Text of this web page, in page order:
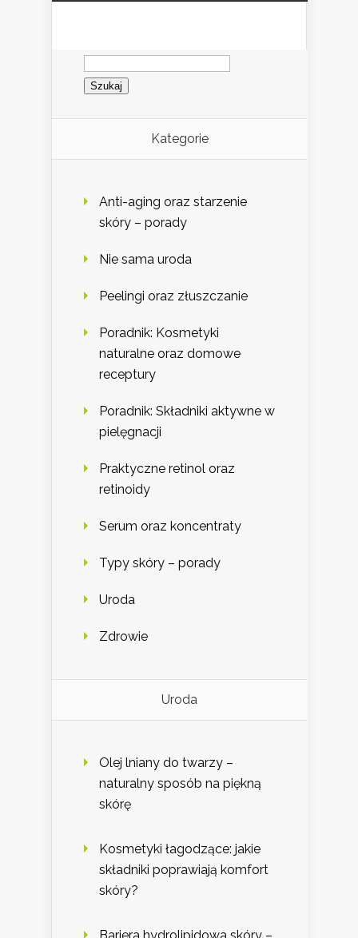
Szukaj:
Kategorie
Anti-aging oraz starzenie
skóry – porady
Nie sama uroda
Peelingi oraz złuszczanie
Poradnik: Kosmetyki
naturalne oraz domowe
receptury
Poradnik: Składniki aktywne w
pielęgnacji
Praktyczne retinol oraz
retinoidy
Serum oraz koncentraty
Typy skóry – porady
Uroda
Zdrowie
Uroda
Olej lniany do twarzy –
naturalny sposób na piękną
skórę
Kosmetyki łagodzące: jakie
składniki poprawiają komfort
skóry?
Bariera hydrolipidowa skóry –